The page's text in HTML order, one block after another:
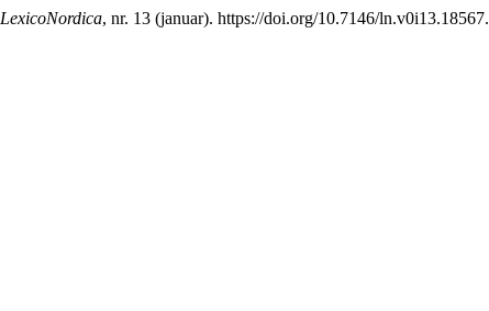
LexicoNordica, nr. 13 (januar). https://doi.org/10.7146/ln.v0i13.18567.